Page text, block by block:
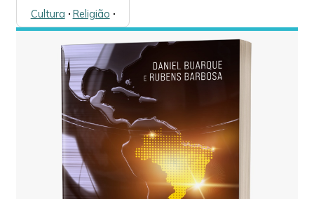
Cultura 🞌 Religião 🞌